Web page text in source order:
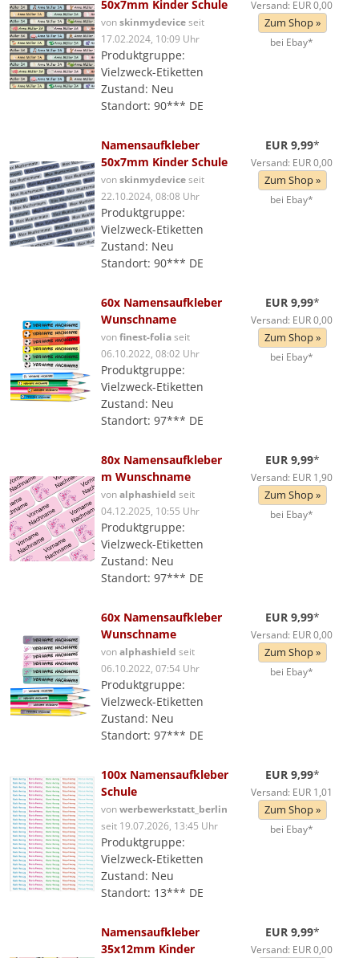
50x7mm Kinder Schule
vonskinmydeviceseit
17.02.2024, 10:09 Uhr
Produktgruppe:
Vielzweck-Etiketten
Zustand: Neu
Standort: 90*** DE
Versand: EUR 0,00
Zum Shop »
bei Ebay*
Namensaufkleber
50x7mm Kinder Schule
vonskinmydeviceseit
22.10.2024, 08:08 Uhr
Produktgruppe:
Vielzweck-Etiketten
Zustand: Neu
Standort: 90*** DE
EUR 9,99*
Versand: EUR 0,00
Zum Shop »
bei Ebay*
60x Namensaufkleber
Wunschname
vonfinest-foliaseit
06.10.2022, 08:02 Uhr
Produktgruppe:
Vielzweck-Etiketten
Zustand: Neu
Standort: 97*** DE
EUR 9,99*
Versand: EUR 0,00
Zum Shop »
bei Ebay*
80x Namensaufkleber
m Wunschname
vonalphashield seit
04.12.2025, 10:55 Uhr
Produktgruppe:
Vielzweck-Etiketten
Zustand: Neu
Standort: 97*** DE
EUR 9,99*
Versand: EUR 1,90
Zum Shop »
bei Ebay*
60x Namensaufkleber
Wunschname
vonalphashield seit
06.10.2022, 07:54 Uhr
Produktgruppe:
Vielzweck-Etiketten
Zustand: Neu
Standort: 97*** DE
EUR 9,99*
Versand: EUR 0,00
Zum Shop »
bei Ebay*
100x Namensaufkleber
Schule
vonwerbewerkstatt_berlin
seit 19.07.2026, 13:45 Uhr
Produktgruppe:
Vielzweck-Etiketten
Zustand: Neu
Standort: 13*** DE
EUR 9,99*
Versand: EUR 1,01
Zum Shop »
bei Ebay*
Namensaufkleber
35x12mm Kinder
EUR 9,99*
Versand: EUR 0,00